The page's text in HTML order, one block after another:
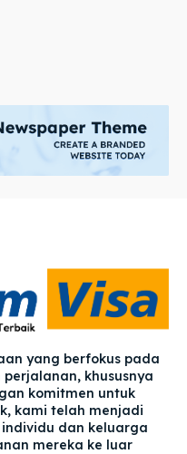
yang berfokus pada
khususnya
komitmen untuk
kami telah menjadi
dan keluarga
mereka ke luar